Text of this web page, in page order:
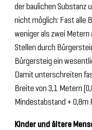
der baulichen Substanz
nicht möglich: Fast alle
weniger als zwei
Stellen durch
Bürgersteig ein
Damit unterschreiten
Breite von 3,1 Metern
Mindestabstand + 0,8m
Kinder und ältere